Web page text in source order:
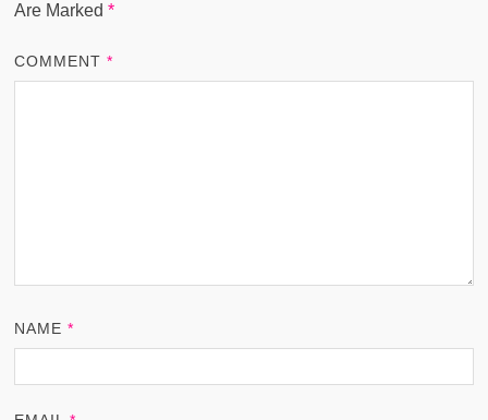
Are Marked *
COMMENT*
NAME*